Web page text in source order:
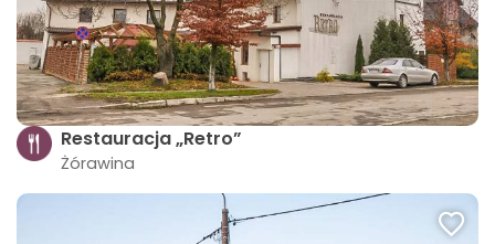
Restauracja „Retro”
Żórawina